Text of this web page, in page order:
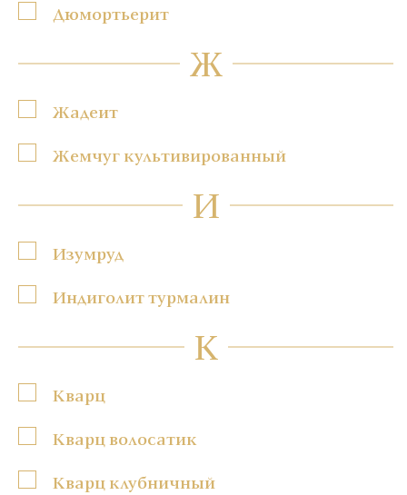
Дюмортьерит
Ж
Жадеит
Жемчуг культивированный
И
Изумруд
Индиголит турмалин
К
Кварц
Кварц волосатик
Кварц клубничный